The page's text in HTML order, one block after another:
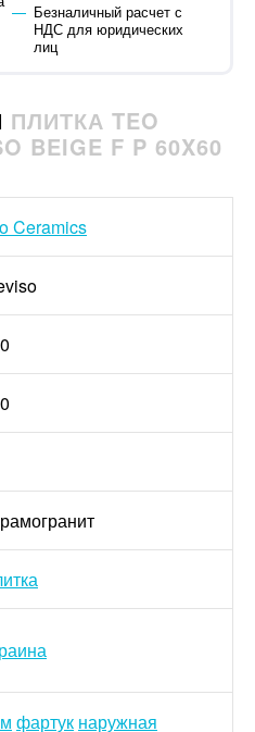
Безналичный расчет с
НДС для юридических
лиц
ПЛИТКА TEO
BEIGE F P 60X60
Ceramics
фартук наружная